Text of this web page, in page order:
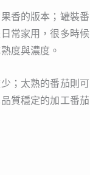
香的版本；罐裝番
常家用，很多時候
度與濃度。
；太熟的番茄則可
質穩定的加工番茄